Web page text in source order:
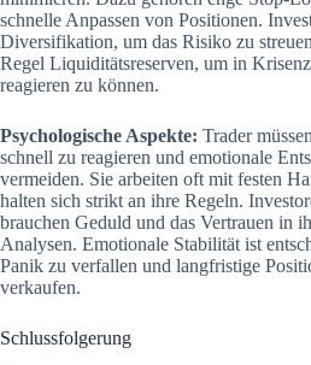
schnelle Anpassen von Positionen.
Diversifikation, um das Risiko zu
Regel Liquiditätsreserven, um in
reagieren zu können.
Psychologische Aspekte: Trader
schnell zu reagieren und emotionale
vermeiden. Sie arbeiten oft mit festen
halten sich strikt an ihre Regeln.
brauchen Geduld und das Vertrauen in
Analysen. Emotionale Stabilität ist
Panik zu verfallen und langfristige
verkaufen.
Schlussfolgerung